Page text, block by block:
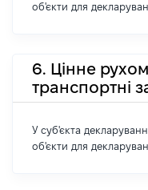
об'єкти для
6. Цінне
транспортні
У суб'єкта
об'єкти для